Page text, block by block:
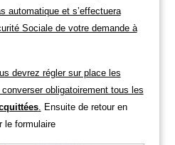
automatique et s’effectuera
Sociale de votre demande à
devrez régler sur place les
obligatoirement tous les
.
Ensuite de retour en
le formulaire